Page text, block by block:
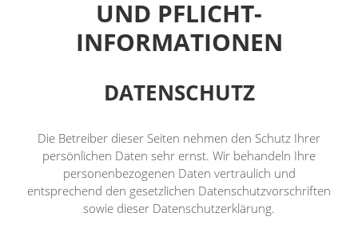
UND PFLICHT­
INFORMATIONEN
DATENSCHUTZ
Die Betreiber dieser Seiten nehmen den Schutz Ihrer
persönlichen Daten sehr ernst. Wir behandeln Ihre
personenbezogenen Daten vertraulich und
entsprechend den gesetzlichen Datenschutzvorschriften
sowie dieser Datenschutzerklärung.